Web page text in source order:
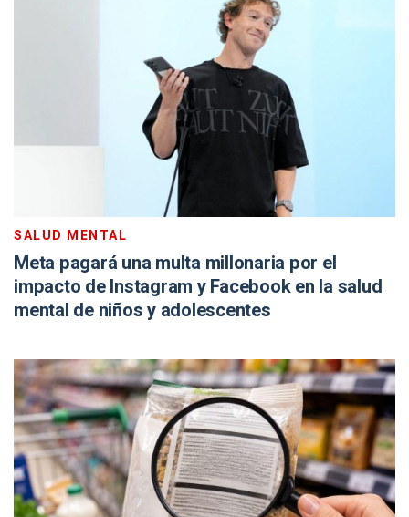
SALUD MENTAL
Meta pagará una multa millonaria por el
impacto de Instagram y Facebook en la salud
mental de niños y adolescentes